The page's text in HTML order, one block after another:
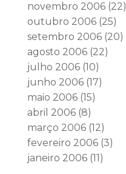
novembro 2006(22)
outubro 2006(25)
setembro 2006(20)
agosto 2006(22)
julho 2006(10)
junho 2006(17)
maio 2006(15)
abril 2006(8)
março 2006(12)
fevereiro 2006(3)
janeiro 2006(11)